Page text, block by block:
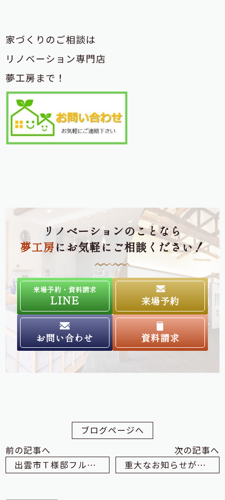
家づくりのご相談は
リノベーション専門店
夢工房まで！
リノベーションのことなら
夢工房にお気軽にご相談ください！
来場予約・資料請求
LINE 来場予約
お問い合わせ 資料請求
ブログページへ
前の記事へ
出雲市Ｔ様邸フルリノベーション経過⑤
次の記事へ
重大なお知らせがあります